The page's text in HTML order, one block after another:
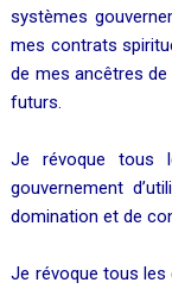
systèmes
mes contrats
de mes ancêtres de
futurs.
Je révoque tous
gouvernement
domination et de
Je révoque tous